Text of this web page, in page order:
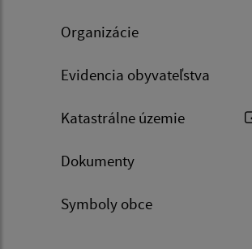
Organizácie
Evidencia obyvateľstva
Katastrálne územie
Dokumenty
Symboly obce